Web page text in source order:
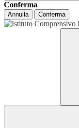
Conferma
Annulla Conferma